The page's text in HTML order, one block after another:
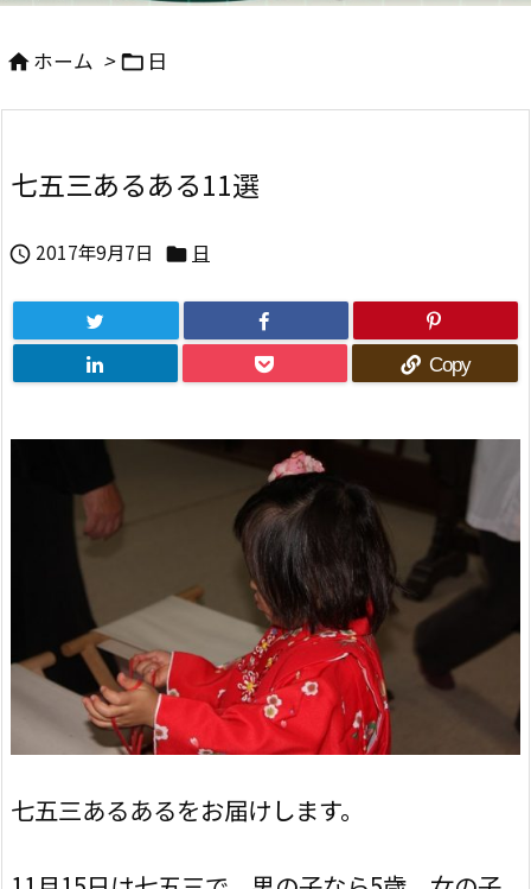
ホーム >  日
七五三あるある11選
 2017年9月7日  日
Copy
七五三あるあるをお届けします。